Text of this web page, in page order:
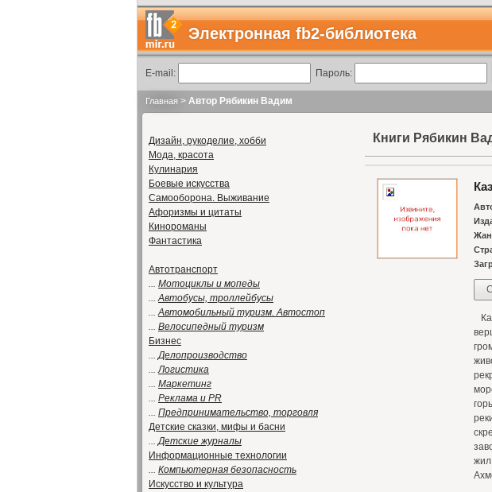
Электронная fb2-библиотека
E-mail: Пароль:
Главная > Автор Рябикин Вадим
Дизайн, рукоделие, хобби
Мода, красота
Кулинария
Боевые искусства
Самооборона. Выживание
Афоризмы и цитаты
Кинороманы
Фантастика
Автотранспорт
... Мотоциклы и мопеды
...Автобусы, троллейбусы
...Автомобильный туризм. Автостоп
... Велосипедный туризм
Бизнес
...Делопроизводство
...Логистика
... Маркетинг
... Реклама и PR
... Предпринимательство, торговля
Детские сказки, мифы и басни
...Детские журналы
Информационные технологии
... Компьютерная безопасность
Искусство и культура
Книги Рябикин
жил